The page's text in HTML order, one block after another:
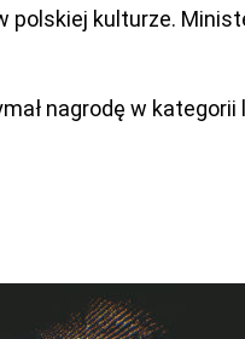
kulturze.
nagrodę w